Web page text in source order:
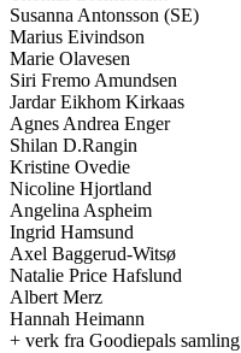
Susanna Antonsson (SE)
Marius Eivindson
Marie Olavesen
Siri Fremo Amundsen
Jardar Eikhom Kirkaas
Agnes Andrea Enger
Shilan D.Rangin
Kristine Ovedie
Nicoline Hjortland
Angelina Aspheim
Ingrid Hamsund
Axel Baggerud-Witsø
Natalie Price Hafslund
Albert Merz
Hannah Heimann
+ verk fra Goodiepals samling